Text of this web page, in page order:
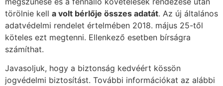
törölnie kell a volt bérlője összes adatát. Az új általános
adatvédelmi rendelet értelmében 2018. május 25-től
köteles ezt megtenni. Ellenkező esetben bírságra
számíthat.
Javasoljuk, hogy a biztonság kedvéért kössön
jogvédelmi biztosítást. További információkat az alábbi